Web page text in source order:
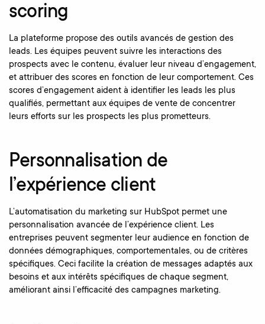
scoring
La plateforme propose des outils avancés de gestion des
leads. Les équipes peuvent suivre les interactions des
prospects avec le contenu, évaluer leur niveau d’engagement,
et attribuer des scores en fonction de leur comportement. Ces
scores d’engagement aident à identifier les leads les plus
qualifiés, permettant aux équipes de vente de concentrer
leurs efforts sur les prospects les plus prometteurs.
Personnalisation de
l’expérience client
L’automatisation du marketing sur HubSpot permet une
personnalisation avancée de l’expérience client. Les
entreprises peuvent segmenter leur audience en fonction de
données démographiques, comportementales, ou de critères
spécifiques. Ceci facilite la création de messages adaptés aux
besoins et aux intérêts spécifiques de chaque segment,
améliorant ainsi l’efficacité des campagnes marketing.